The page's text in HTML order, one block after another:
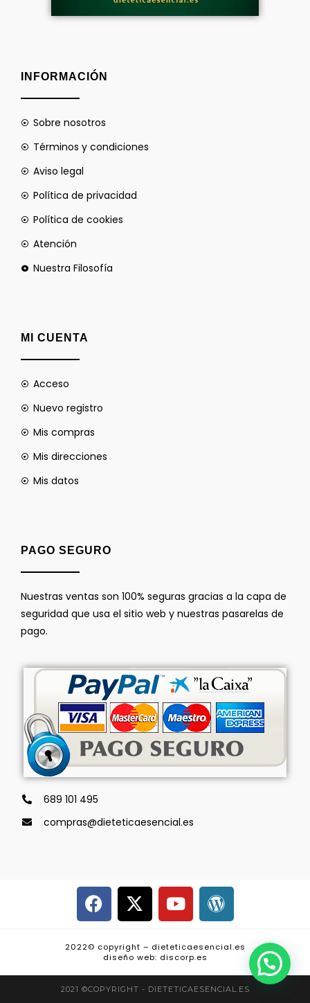
INFORMACIÓN
Sobre nosotros
Términos y condiciones
Aviso legal
Política de privacidad
Política de cookies
Atención
Nuestra Filosofía
MI CUENTA
Acceso
Nuevo registro
Mis compras
Mis direcciones
Mis datos
PAGO SEGURO
Nuestras ventas son 100% seguras gracias a la capa de
seguridad que usa el sitio web y nuestras pasarelas de
pago.
689 101 495
compras@dieteticaesencial.es
2022© copyright – dieteticaesencial.es
diseño web: discorp.es
2021 ©COPYRIGHT - DIETETICAESENCIAL.ES